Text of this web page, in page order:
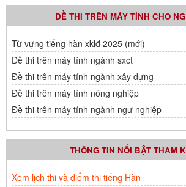
ĐỀ THI TRÊN MÁY TÍNH CHO
Từ vựng tiếng hàn xklđ 2025 (mới)
Đề thi trên máy tính ngành sxct
Đề thi trên máy tính ngành xây dựng
Đề thi trên máy tính nông nghiệp
Đề thi trên máy tính ngành ngư nghiệp
THÔNG TIN NỔI BẬT THAM
Xem lịch thi và điểm thi tiếng Hàn